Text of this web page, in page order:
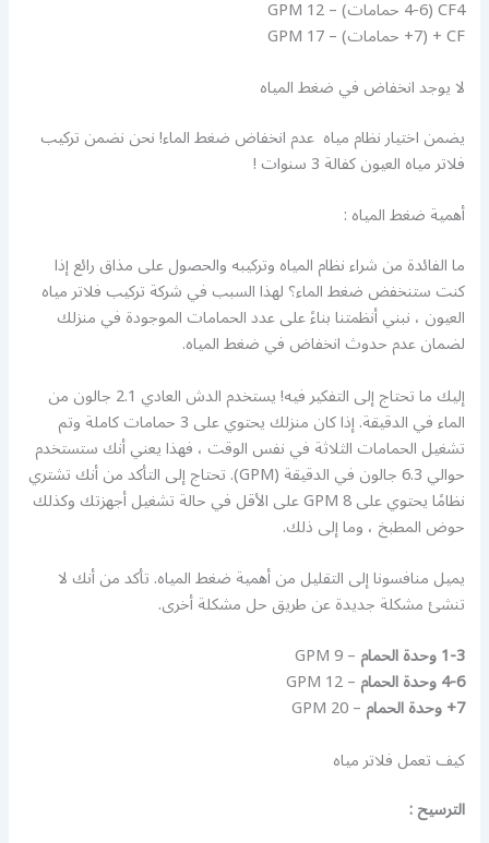
CF4 (4-6 حمامات) – 12 GPM
CF + (7+ حمامات) – 17 GPM
لا يوجد انخفاض في ضغط المياه
يضمن اختيار نظام مياه عدم انخفاض ضغط الماء! نحن نضمن تركيب
فلاتر مياه العيون كفالة 3 سنوات !
أهمية ضغط المياه :
ما الفائدة من شراء نظام المياه وتركيبه والحصول على مذاق رائع إذا
كنت ستنخفض ضغط الماء؟ لهذا السبب في شركة تركيب فلاتر مياه
العيون ، نبني أنظمتنا بناءً على عدد الحمامات الموجودة في منزلك
لضمان عدم حدوث انخفاض في ضغط المياه.
إليك ما تحتاج إلى التفكير فيه! يستخدم الدش العادي 2.1 جالون من
الماء في الدقيقة. إذا كان منزلك يحتوي على 3 حمامات كاملة وتم
تشغيل الحمامات الثلاثة في نفس الوقت ، فهذا يعني أنك ستستخدم
حوالي 6.3 جالون في الدقيقة (GPM). تحتاج إلى التأكد من أنك تشتري
نظامًا يحتوي على 8 GPM على الأقل في حالة تشغيل أجهزتك وكذلك
حوض المطبخ ، وما إلى ذلك.
يميل منافسونا إلى التقليل من أهمية ضغط المياه. تأكد من أنك لا
تنشئ مشكلة جديدة عن طريق حل مشكلة أخرى.
1-3 وحدة الحمام
– 9 GPM
4-6 وحدة الحمام – 12 GPM
7+ وحدة الحمام
– 20 GPM
كيف تعمل فلاتر مياه
الترسيح :